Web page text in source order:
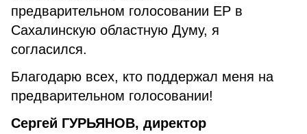
предварительном голосовании ЕР в
Сахалинскую областную Думу, я
согласился.
Благодарю всех, кто поддержал меня на
предварительном голосовании!
Сергей ГУРЬЯНОВ, директор